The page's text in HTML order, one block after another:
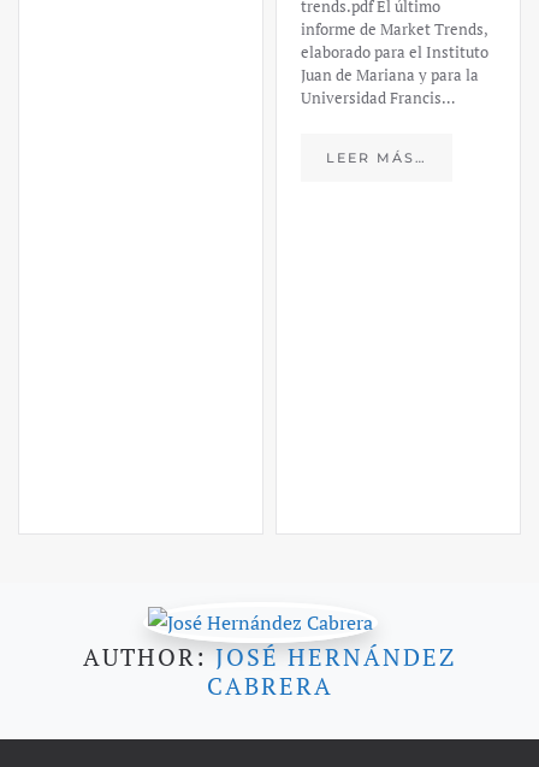
LEER MÁS…
AUTHOR:JOSÉ HERNÁNDEZ
CABRERA